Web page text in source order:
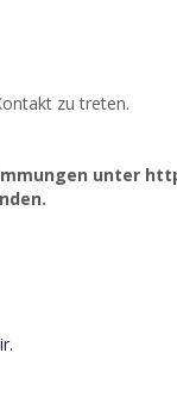
zu treten.
unter